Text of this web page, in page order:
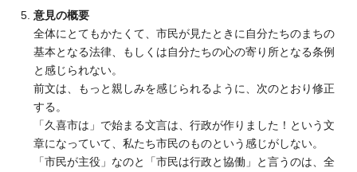
意見の概要
全体にとてもかたくて、市民が見たときに自分たちのまちの
基本となる法律、もしくは自分たちの心の寄り所となる条例
と感じられない。
前文は、もっと親しみを感じられるように、次のとおり修正
する。
「久喜市は」で始まる文言は、行政が作りました！という文
章になっていて、私たち市民のものという感じがしない。
「市民が主役」なのと「市民は行政と協働」と言うのは、全